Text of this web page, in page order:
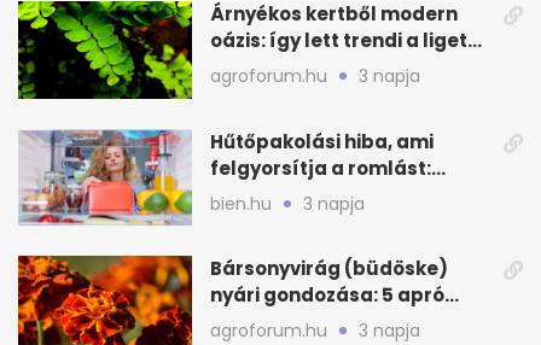
Árnyékos kertből modern
oázis: így lett trendi a ligetes
zöld
agroforum.hu 3 napja
Hűtőpakolási hiba, ami
felgyorsítja a romlást:
zónákra figyelj
bien.hu 3 napja
Bársonyvirág (büdöske)
nyári gondozása: 5 apró
lépés a dús virágzásért
agroforum.hu 3 napja